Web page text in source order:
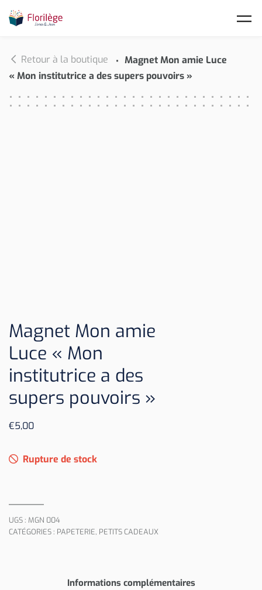
Retour à la boutique
Magnet Mon amie Luce
« Mon institutrice a des supers pouvoirs »
Magnet Mon amie
Luce « Mon
institutrice a des
supers pouvoirs »
€5,00
Rupture de stock
UGS : MGN 004
CATÉGORIES : PAPETERIE, PETITS CADEAUX
Informations complémentaires